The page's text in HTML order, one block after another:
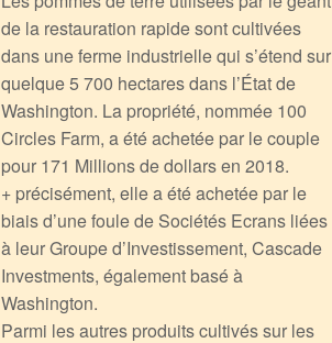
de la restauration rapide sont cultivées
dans une ferme industrielle qui s’étend sur
quelque 5 700 hectares dans l’État de
Washington. La propriété, nommée 100
Circles Farm, a été achetée par le couple
pour 171 Millions de dollars en 2018.
+ précisément, elle a été achetée par le
biais d’une foule de Sociétés Ecrans liées
à leur Groupe d’Investissement, Cascade
Investments, également basé à
Washington.
Parmi les autres produits cultivés sur les